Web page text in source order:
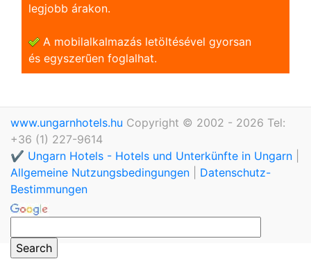
legjobb árakon.
A mobilalkalmazás letöltésével gyorsan
és egyszerũen foglalhat.
www.ungarnhotels.hu Copyright © 2002 - 2026 Tel:
+36 (1) 227-9614
✔️ Ungarn Hotels - Hotels und Unterkünfte in Ungarn
Allgemeine Nutzungsbedingungen
Datenschutz-
Bestimmungen